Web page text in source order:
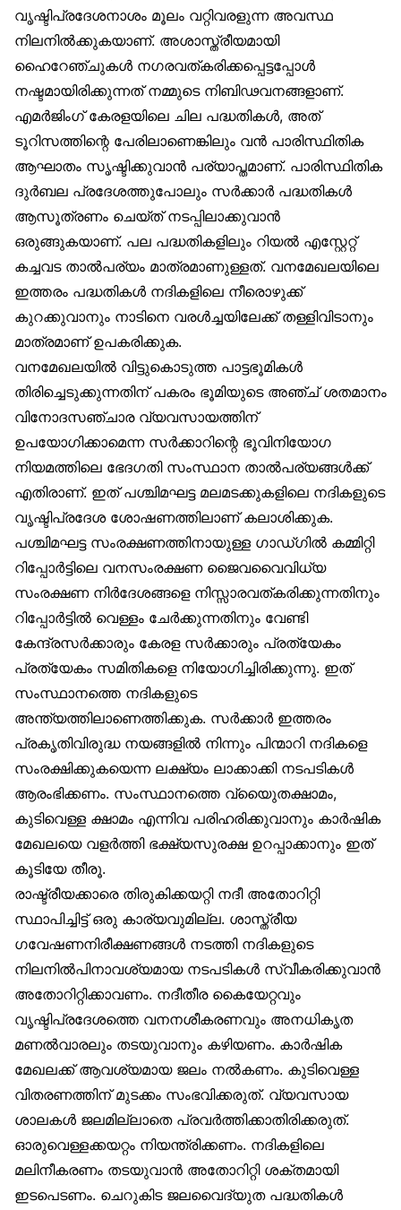
വൃഷ്ടിപ്രദേശനാശം മൂലം വറ്റിവരളുന്ന അവസ്ഥ
നിലനില്‍ക്കുകയാണ്. അശാസ്ത്രീയമായി
ഹൈറേഞ്ചുകള്‍ നഗരവത്കരിക്കപ്പെട്ടപ്പോള്‍
നഷ്ടമായിരിക്കുന്നത് നമ്മുടെ നിബിഢവനങ്ങളാണ്.
എമര്‍ജിംഗ് കേരളയിലെ ചില പദ്ധതികള്‍, അത്
ടൂറിസത്തിന്റെ പേരിലാണെങ്കിലും വന്‍ പാരിസ്ഥിതിക
ആഘാതം സൃഷ്ടിക്കുവാന്‍ പര്യാപ്തമാണ്. പാരിസ്ഥിതിക
ദുര്‍ബല പ്രദേശത്തുപോലും സര്‍ക്കാര്‍ പദ്ധതികള്‍
ആസൂത്രണം ചെയ്ത് നടപ്പിലാക്കുവാന്‍
ഒരുങ്ങുകയാണ്. പല പദ്ധതികളിലും റിയല്‍ എസ്റ്റേറ്റ്
കച്ചവട താല്‍പര്യം മാത്രമാണുള്ളത്. വനമേഖലയിലെ
ഇത്തരം പദ്ധതികള്‍ നദികളിലെ നീരൊഴുക്ക്
കുറക്കുവാനും നാടിനെ വരള്‍ച്ചയിലേക്ക് തള്ളിവിടാനും
മാത്രമാണ് ഉപകരിക്കുക.
വനമേഖലയില്‍ വിട്ടുകൊടുത്ത പാട്ടഭൂമികള്‍
തിരിച്ചെടുക്കുന്നതിന് പകരം ഭൂമിയുടെ അഞ്ച് ശതമാനം
വിനോദസഞ്ചാര വ്യവസായത്തിന്
ഉപയോഗിക്കാമെന്ന സര്‍ക്കാറിന്റെ ഭൂവിനിയോഗ
നിയമത്തിലെ ഭേദഗതി സംസ്ഥാന താല്‍പര്യങ്ങള്‍ക്ക്
എതിരാണ്. ഇത് പശ്ചിമഘട്ട മലമടക്കുകളിലെ നദികളുടെ
വൃഷ്ടിപ്രദേശ ശോഷണത്തിലാണ് കലാശിക്കുക.
പശ്ചിമഘട്ട സംരക്ഷണത്തിനായുള്ള ഗാഡ്ഗില്‍ കമ്മിറ്റി
റിപ്പോര്‍ട്ടിലെ വനസംരക്ഷണ ജൈവവൈവിധ്യ
സംരക്ഷണ നിര്‍ദേശങ്ങളെ നിസ്സാരവത്കരിക്കുന്നതിനും
റിപ്പോര്‍ട്ടില്‍ വെള്ളം ചേര്‍ക്കുന്നതിനും വേണ്ടി
കേന്ദ്രസര്‍ക്കാരും കേരള സര്‍ക്കാരും പ്രത്യേകം
പ്രത്യേകം സമിതികളെ നിയോഗിച്ചിരിക്കുന്നു. ഇത്
സംസ്ഥാനത്തെ നദികളുടെ
അന്ത്യത്തിലാണെത്തിക്കുക. സര്‍ക്കാര്‍ ഇത്തരം
പ്രകൃതിവിരുദ്ധ നയങ്ങളില്‍ നിന്നും പിന്മാറി നദികളെ
സംരക്ഷിക്കുകയെന്ന ലക്ഷ്യം ലാക്കാക്കി നടപടികള്‍
ആരംഭിക്കണം. സംസ്ഥാനത്തെ വ്യൈുതക്ഷാമം,
കുടിവെള്ള ക്ഷാമം എന്നിവ പരിഹരിക്കുവാനും കാര്‍ഷിക
മേഖലയെ വളര്‍ത്തി ഭക്ഷ്യസുരക്ഷ ഉറപ്പാക്കാനും ഇത്
കൂടിയേ തീരൂ.
രാഷ്ട്രീയക്കാരെ തിരുകിക്കയറ്റി നദീ അതോറിറ്റി
സ്ഥാപിച്ചിട്ട് ഒരു കാര്യവുമില്ല. ശാസ്ത്രീയ
ഗവേഷണനിരീക്ഷണങ്ങള്‍ നടത്തി നദികളുടെ
നിലനില്‍പിനാവശ്യമായ നടപടികള്‍ സ്വീകരിക്കുവാന്‍
അതോറിറ്റിക്കാവണം. നദീതീര കൈയേറ്റവും
വൃഷ്ടിപ്രദേശത്തെ വനനശീകരണവും അനധികൃത
മണല്‍വാരലും തടയുവാനും കഴിയണം. കാര്‍ഷിക
മേഖലക്ക് ആവശ്യമായ ജലം നല്‍കണം. കുടിവെള്ള
വിതരണത്തിന് മുടക്കം സംഭവിക്കരുത്. വ്യവസായ
ശാലകള്‍ ജലമില്ലാതെ പ്രവര്‍ത്തിക്കാതിരിക്കരുത്.
ഓരുവെള്ളക്കയറ്റം നിയന്ത്രിക്കണം. നദികളിലെ
മലിനീകരണം തടയുവാന്‍ അതോറിറ്റി ശക്തമായി
ഇടപെടണം. ചെറുകിട ജലവൈദ്യുത പദ്ധതികള്‍